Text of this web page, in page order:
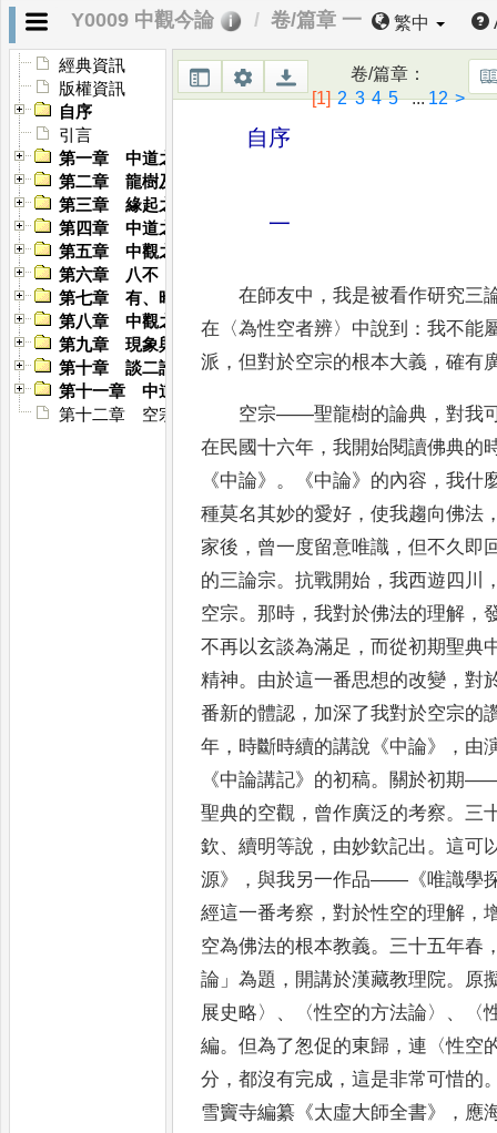
Y0009 中觀今論 卷/篇章 一 繁中
經典資訊
版權資訊
自序
引言
第一章 中道之內容及其意義
第二章 龍樹及其論典
第三章 緣起之生滅與不生不滅
第四章 中道之方法論
第五章 中觀之根本論題
第六章 八不
第七章 有、時、空、動
第八章 中觀之諸法實相
第九章 現象與實性之中道
第十章 談二諦
第十一章 中道之實踐
第十二章 空宗與有宗
卷/篇章 ：
[1] 2 3 4 5...12 >
自序
一
在師友中 ，我是被看作研究三
在 〈為性空者辨〉 中說到 ：我不能
派 ，但對於空宗的根本大義 ，確有
空宗——聖龍樹的論典 ，對我
在民國十六年 ，我開始閱讀佛典的
《中論》 。 《中論》 的內容 ，我什
種莫名其妙的愛好 ，使我趨向佛法
家後 ， 曾一度留意唯識 ，但不久即
的三論宗。抗戰開始 ，我西遊四川
空宗。那時 ，我對於佛法的理解 ，
不再以玄談為滿足 ，而從初期聖典
精神。 由於這一番思想的改變 ，對
番新的體認 ， 加深了我對於空宗的
年 ， 時斷時續的講說 《中論》 ， 由
《中論講記》 的初稿。 關於初期
聖典的空觀 ， 曾作廣泛的考察。 三
欽、續明等說 ， 由妙欽記出 。這可
源》 ，與我另一作品—— 《唯識學
經這一番考察 ，對於性空的理解 ，
空為佛法的根本教義。 三十五年春
論 」為題 ， 開講於漢藏教理院。
原
展史略〉 、 〈性空的方法論〉 、 〈
編。但為了怱促的東歸 ，連 〈性空
分 ，都沒有完成 ，這是非常可惜的
雪竇寺編纂 《太虛大師全書》 ， 應